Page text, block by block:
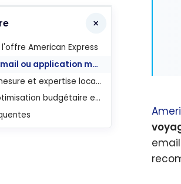
American Express
Inscription : email ou application mobile
Voyages sur mesure et expertise locale
Stratégie d'optimisation budgétaire et temporelle